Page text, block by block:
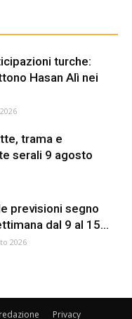
turche:
Hasan Alì nei
trama e
serali 9 agosto
previsioni segno
dal 9 al 15...
2026
Privacy